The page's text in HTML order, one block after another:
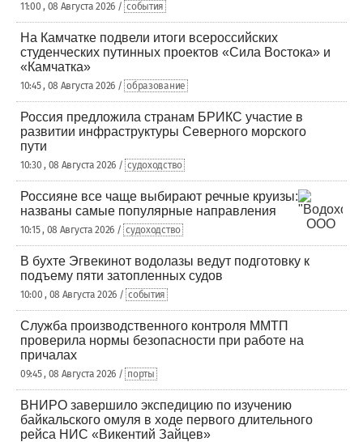
11:00 , 08 Августа 2026 / события
На Камчатке подвели итоги всероссийских
студенческих путинных проектов «Сила Востока» и
«Камчатка»
10:45 , 08 Августа 2026 / образование
Россия предложила странам БРИКС участие в
развитии инфраструктуры Северного морского
пути
10:30 , 08 Августа 2026 / судоходство
Россияне все чаще выбирают речные круизы:
названы самые популярные направления
10:15 , 08 Августа 2026 / судоходство
В бухте Эгвекинот водолазы ведут подготовку к
подъему пяти затопленных судов
10:00 , 08 Августа 2026 / события
Служба производственного контроля ММТП
проверила нормы безопасности при работе на
причалах
09:45 , 08 Августа 2026 / порты
ВНИРО завершило экспедицию по изучению
байкальского омуля в ходе первого длительного
рейса НИС «Викентий Зайцев»